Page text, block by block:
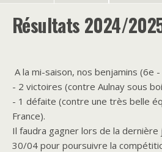
Résultats 2024/
A la mi-saison, nos benjamins (6e
- 2 victoires (contre Aulnay sous
- 1 défaite (contre une très belle
France).
Il faudra gagner lors de la dernière
30/04 pour poursuivre la